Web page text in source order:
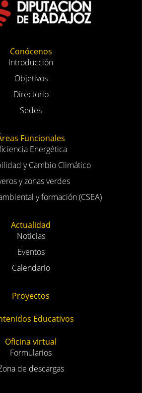
Conócenos
Introducción
Objetivos
Directorio
Sedes
Funcionales
Energética
y Cambio Climático
y zonas verdes
y formación (CSEA)
Actualidad
Noticias
Eventos
Calendario
Proyectos
Educativos
Oficina virtual
Formularios
de descargas